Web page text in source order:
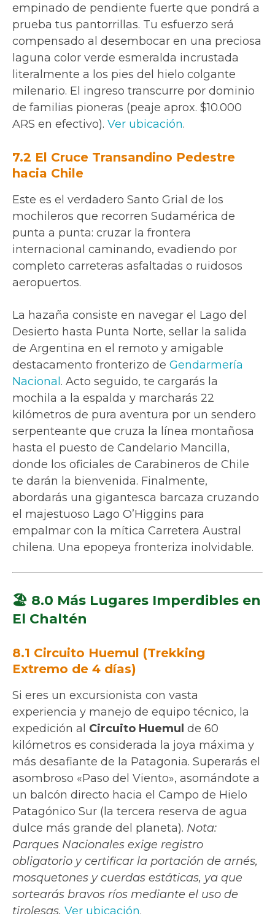
empinado de pendiente fuerte que pondrá a
prueba tus pantorrillas. Tu esfuerzo será
compensado al desembocar en una preciosa
laguna color verde esmeralda incrustada
literalmente a los pies del hielo colgante
milenario. El ingreso transcurre por dominio
de familias pioneras (peaje aprox. $10.000
ARS en efectivo). Ver ubicación.
7.2 El Cruce Transandino Pedestre
hacia Chile
Este es el verdadero Santo Grial de los
mochileros que recorren Sudamérica de
punta a punta: cruzar la frontera
internacional caminando, evadiendo por
completo carreteras asfaltadas o ruidosos
aeropuertos.
La hazaña consiste en navegar el Lago del
Desierto hasta Punta Norte, sellar la salida
de Argentina en el remoto y amigable
destacamento fronterizo de Gendarmería
Nacional . Acto seguido, te cargarás la
mochila a la espalda y marcharás 22
kilómetros de pura aventura por un sendero
serpenteante que cruza la línea montañosa
hasta el puesto de Candelario Mancilla,
donde los oficiales de Carabineros de Chile
te darán la bienvenida. Finalmente,
abordarás una gigantesca barcaza cruzando
el majestuoso Lago O’Higgins para
empalmar con la mítica Carretera Austral
chilena. Una epopeya fronteriza inolvidable.
🏖️ 8.0 Más Lugares Imperdibles en
El Chaltén
8.1 Circuito Huemul (Trekking
Extremo de 4 días)
Si eres un excursionista con vasta
experiencia y manejo de equipo técnico, la
expedición al Circuito Huemul de 60
kilómetros es considerada la joya máxima y
más desafiante de la Patagonia. Superarás el
asombroso «Paso del Viento», asomándote a
un balcón directo hacia el Campo de Hielo
Patagónico Sur (la tercera reserva de agua
dulce más grande del planeta). Nota:
Parques Nacionales exige registro
obligatorio y certificar la portación de arnés,
mosquetones y cuerdas estáticas, ya que
sortearás bravos ríos mediante el uso de
tirolesas. Ver ubicación.